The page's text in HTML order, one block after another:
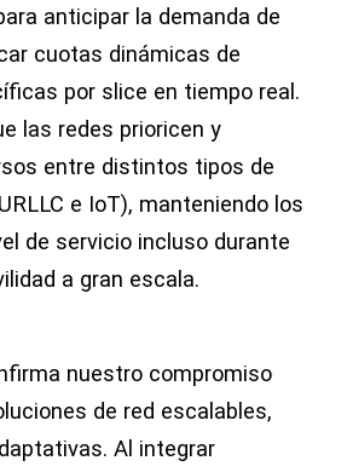
anticipar la demanda de
cuotas dinámicas de
por slice en tiempo real.
las redes prioricen y
entre distintos tipos de
e IoT), manteniendo los
de servicio incluso durante
a gran escala.
nuestro compromiso
de red escalables,
Al integrar